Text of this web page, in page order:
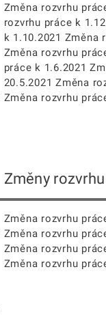
Změna rozvrhu
rozvrhu práce k
k 1.10.2021 Změna
Změna rozvrhu
práce k 1.6.2021
20.5.2021 Změna
Změna rozvrhu
Změny
Změna rozvrhu
Změna rozvrhu
Změna rozvrhu
Změna rozvrhu